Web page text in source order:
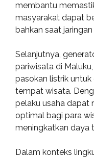
membantu
masyarakat dapat
bahkan saat
Selanjutnya,
pariwisata di
pasokan listrik
tempat wisata.
pelaku usaha dapat
optimal bagi para
meningkatkan daya
Dalam konteks